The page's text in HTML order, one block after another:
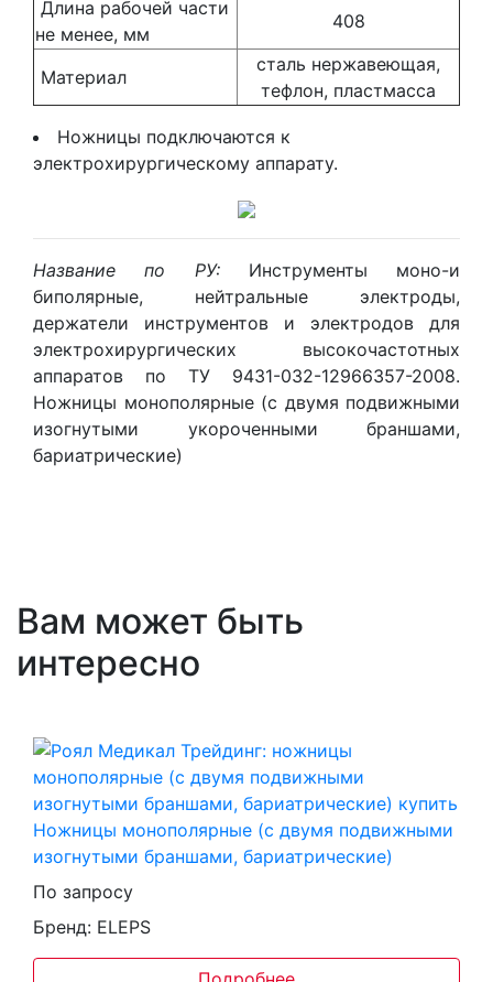
Длина рабочей части
не менее, мм
408
Материал
сталь нержавеющая,
тефлон, пластмасса
Ножницы подключаются к
электрохирургическому аппарату.
Название по РУ:Инструменты моно-и
биполярные, нейтральные электроды,
держатели инструментов и электродов для
электрохирургических высокочастотных
аппаратов по ТУ 9431-032-12966357-2008.
Ножницы монополярные (с двумя подвижными
изогнутыми укороченными браншами,
бариатрические)
Вам может быть
интересно
Ножницы монополярные (с двумя подвижными
изогнутыми браншами, бариатрические)
По запросу
Бренд: ELEPS